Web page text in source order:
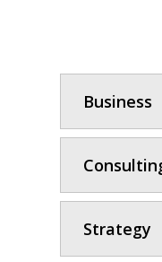
Business
Strategy